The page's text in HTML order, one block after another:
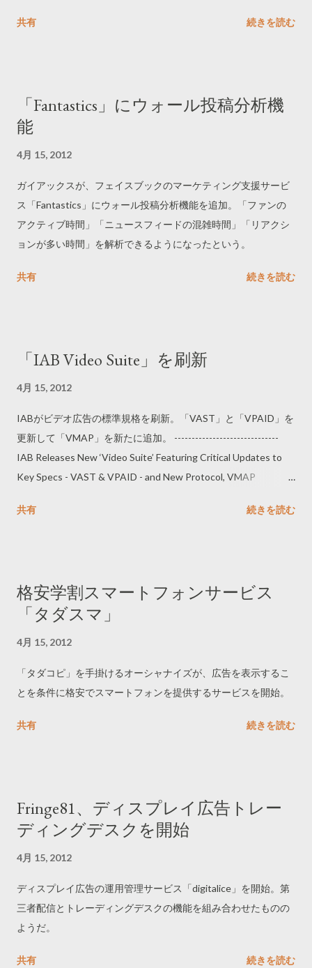
に続き、「新聞記事のような編集コンテンツ」と「ブランドサ
頼が低下しているように感じられる。 ------------------------------
2011年調査（56カ国）
advertising-grows.html 2009年調査（50カ国）
http://www.nielsen-online.com/pr/pr_090708_uk.pdf 2007年調
査（47カ国） http://www.nielsen.com/us/en/insights/press-
room/2007/Word-of-
y.html ------------------------------ 今回発表された2011年調査のニ
アの信頼度が56カ国平均よりも高いことなどが分かる。
共有 続きを読む
「Fantastics」にウォール投稿分析機
能
4月 15, 2012
ガイアックスが、フェイスブックのマーケティング支援サービ
ス「Fantastics」にウォール投稿分析機能を追加。「ファンの
アクティブ時間」「ニュースフィードの混雑時間」「リアクシ
ョンが多い時間」を解析できるようになったという。
共有 続きを読む
「IAB Video Suite」を刷新
4月 15, 2012
IABがビデオ広告の標準規格を刷新。「VAST」と「VPAID」を
更新して「VMAP」を新たに追加。 ------------------------------
IAB Releases New ‘Video Suite’ Featuring Critical Updates to
Key Specs - VAST & VPAID - and New Protocol, VMAP
----------------------
共有 続きを読む
格安学割スマートフォンサービス
「タダスマ」
4月 15, 2012
「タダコピ」を手掛けるオーシャナイズが、広告を表示するこ
とを条件に格安でスマートフォンを提供するサービスを開始。
共有 続きを読む
Fringe81、ディスプレイ広告トレー
ディングデスクを開始
4月 15, 2012
ディスプレイ広告の運用管理サービス「digitalice」を開始。第
三者配信とトレーディングデスクの機能を組み合わせたものの
ようだ。
共有 続きを読む